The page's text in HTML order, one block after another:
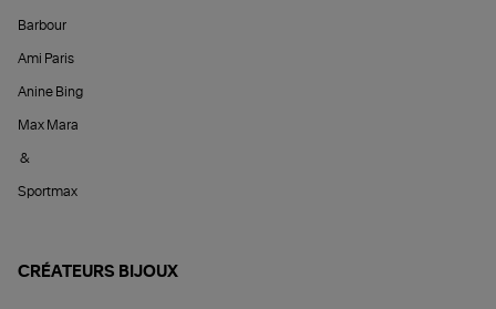
Barbour
Ami Paris
Anine Bing
Max Mara
&
Sportmax
CRÉATEURS BIJOUX